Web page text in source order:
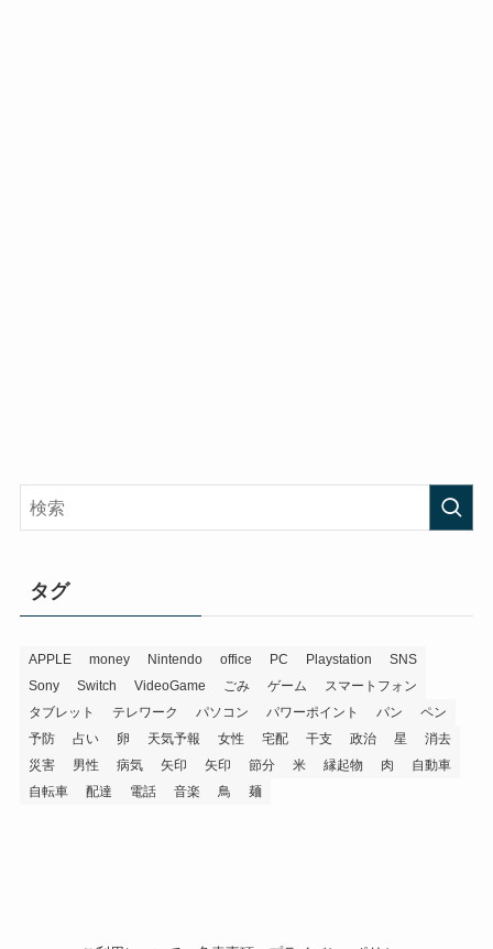
タグ
APPLE money Nintendo office PC Playstation
SNS
Sony
Switch VideoGame ごみ ゲーム
スマートフォン
タブレット
テレワーク パソコン パワーポイント パン
ペン
予防
占い 卵 天気予報 女性 宅配 干支 政治 星
消去
災害
男性 病気 矢印 矢印 節分 米 縁起物 肉
自動車
自転車
配達 電話 音楽 鳥 麺